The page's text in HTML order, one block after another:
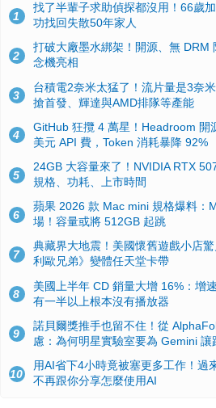
1
找了半輩子求助偵探都沒用！66歲
功找回失散50年家人
2
打破大廠墨水綁架！開源、無 DRM
念機亮相
3
台積電2奈米太猛了！流片量是3奈
搶首發、輝達與AMD排隊等產能
4
GitHub 狂攬 4 萬星！Headroom 開
美元 API 費，Token 消耗暴降 92%
5
24GB 大容量來了！NVIDIA RTX
規格、功耗、上市時間
6
蘋果 2026 款 Mac mini 規格爆料：
場！容量或將 512GB 起跳
7
典藏界大地震！美國懷舊遊戲小店
利歐兄弟》變體任天堂卡帶
8
美國上半年 CD 銷量大增 16%：增
有一半以上根本沒有播放器
9
諾貝爾獎推手也留不住！從
慮：為何明星實驗室要為 Gemini 讓
10
用AI省下4小時竟被塞更多工作！過
不再跟你分享怎麼使用AI